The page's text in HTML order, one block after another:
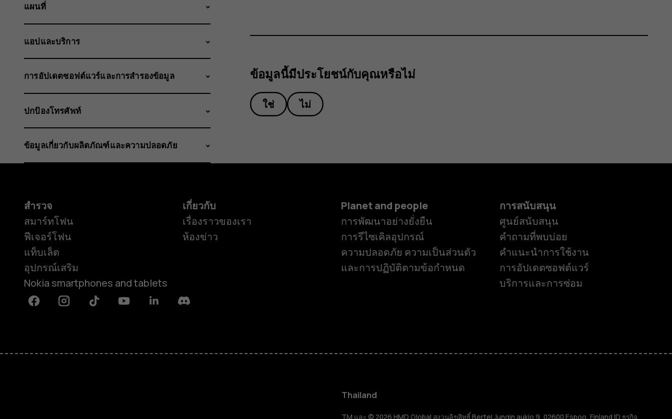
สมาร์ทโฟน
ฟีเจอร์โฟน
ข้อมูลนี้มีประโยชน์กับคุณหรือไม่
ใช่ ไม่
แผนที่
แอปและบริการ
การอัปเดตซอฟต์แวร์และการสำรองข้อมูล
ปกป้องโทรศัพท์
ข้อมูลเกี่ยวกับผลิตภัณฑ์และความปลอดภัย
สำรวจ
สมาร์ทโฟน
ฟีเจอร์โฟน
แท็บเล็ต
อุปกรณ์เสริม
Nokia smartphones and tablets
เกี่ยวกับ
เรื่องราวของเรา
ห้องข่าว
Planet and people
การพัฒนาอย่างยั่งยืน
การรีไซเคิลอุปกรณ์
ความปลอดภัย ความเป็นส่วนตัว
และการปฏิบัติตามข้อกำหนด
การสนับสนุน
ศูนย์สนับสนุน
คำถามที่พบบ่อย
คำแนะนำการใช้งาน
การอัปเดตซอฟต์แวร์
บริการและการซ่อม
FacebookInstagramTiktok YoutubeLinkedinDiscord
Thailand
TM และ © 2026 HMD Global สงวนลิขสิทธิ์ Bertel Jungin aukio 9, 02600 Espoo, Finland ID ธุรกิจ